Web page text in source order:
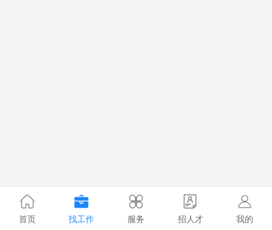
首页 找工作 服务 招人才 我的